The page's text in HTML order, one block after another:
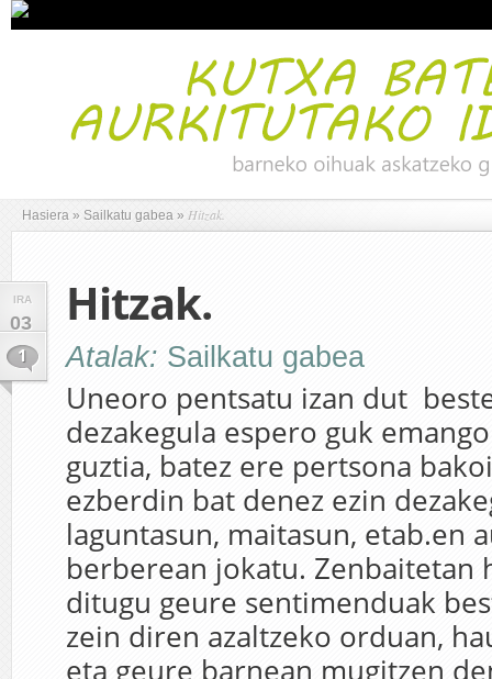
Hasiera » Sailkatu gabea » Hitzak.
IRA
03
1
Hitzak.
Atalak: Sailkatu gabea
Uneoro pentsatu izan dut
dezakegula espero guk
guztia, batez ere pertsona
ezberdin bat denez ezin
laguntasun, maitasun, etab.en
berberean jokatu. Zenbaitetan
ditugu geure sentimenduak
zein diren azaltzeko orduan,
eta geure barnean mugitzen